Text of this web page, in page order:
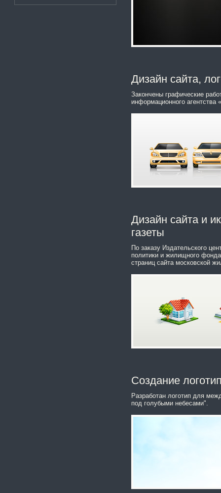
Дизайн сайта,
Закончены графические
информационного агентства
Дизайн сайта и
газеты
По заказу Издательского
политики и жилищного
страниц сайта московской
Создание
Разработан логотип для
под голубыми небесами".